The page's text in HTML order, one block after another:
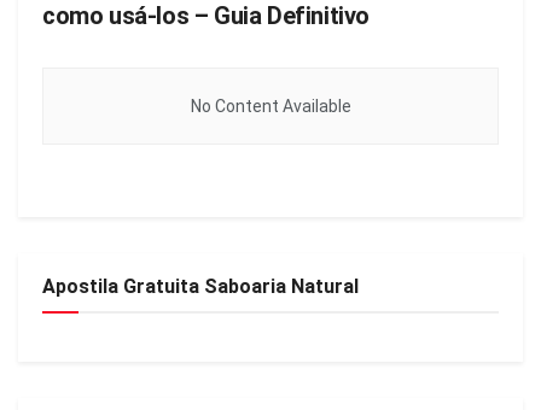
como usá-los – Guia Definitivo
No Content Available
Apostila Gratuita Saboaria Natural